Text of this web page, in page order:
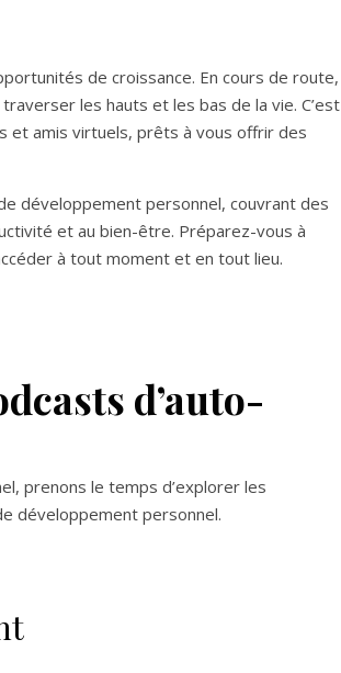
de croissance. En cours de route,
les hauts et les bas de la vie. C’est
et amis virtuels, prêts à vous offrir des
développement personnel, couvrant des
et au bien-être. Préparez-vous à
à tout moment et en tout lieu.
d’auto-
prenons le temps d’explorer les
développement personnel.